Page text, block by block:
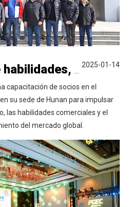
capacitación de socios en el
su sede de Hunan para impulsar
las habilidades comerciales y el
del mercado global.
2025-01-14